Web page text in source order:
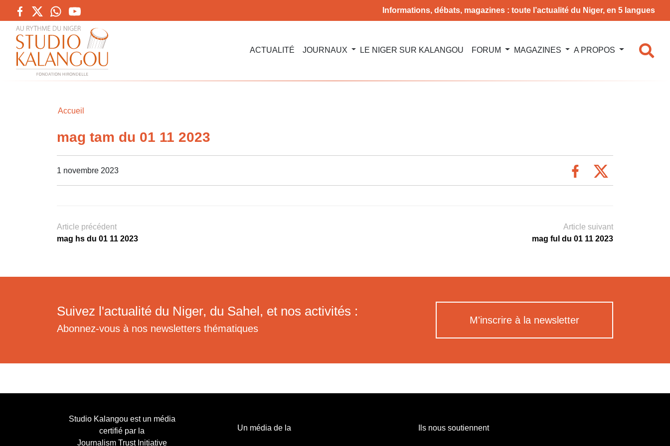
Informations, débats, magazines : toute l’actualité du Niger, en 5 langues
ACTUALITÉ JOURNAUX LE NIGER SUR KALANGOU FORUM MAGAZINES A PROPOS
Accueil
mag tam du 01 11 2023
1 novembre 2023
Article précédent
mag hs du 01 11 2023
Article suivant
mag ful du 01 11 2023
Suivez l'actualité du Niger, du Sahel, et nos activités :
Abonnez-vous à nos newsletters thématiques
M'inscrire à la newsletter
Studio Kalangou est un média
certifié par la
Journalism Trust Initiative
Un média de la Ils nous soutiennent